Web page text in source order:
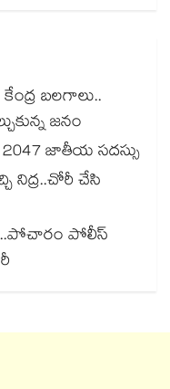
బలగాలు..
జనం
జాతీయ సదస్సు
చేసి
పోలీస్